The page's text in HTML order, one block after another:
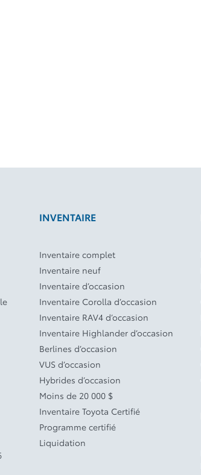
INVENTAIRE
Inventaire complet
Inventaire neuf
Inventaire d’occasion
Inventaire Corolla d’occasion
Inventaire RAV4 d’occasion
Inventaire Highlander d’occasion
Berlines d’occasion
VUS d’occasion
Hybrides d’occasion
Moins de 20 000 $
Inventaire Toyota Certifié
Programme certifié
Liquidation